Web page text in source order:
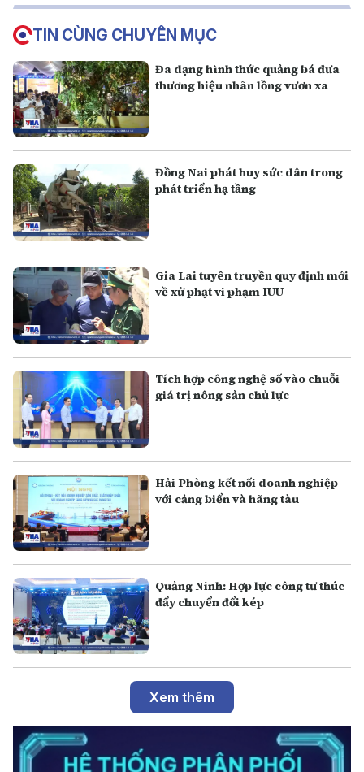
TIN CÙNG CHUYÊN MỤC
Đa dạng hình thức quảng bá đưa
thương hiệu nhãn lồng vươn xa
Đồng Nai phát huy sức dân trong
phát triển hạ tầng
Gia Lai tuyên truyền quy định mới
về xử phạt vi phạm IUU
Tích hợp công nghệ số vào chuỗi
giá trị nông sản chủ lực
Hải Phòng kết nối doanh nghiệp
với cảng biển và hãng tàu
Quảng Ninh: Hợp lực công tư thúc
đẩy chuyển đổi kép
Xem thêm